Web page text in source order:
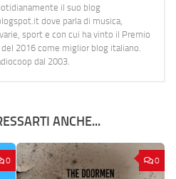
il suo blog
dove parla di musica,
sport e con cui ha vinto il Premio
2016 come miglior blog italiano.
dal 2003.
ANCHE...
0 0